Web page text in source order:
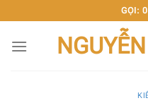
đến
nội
GỌI: